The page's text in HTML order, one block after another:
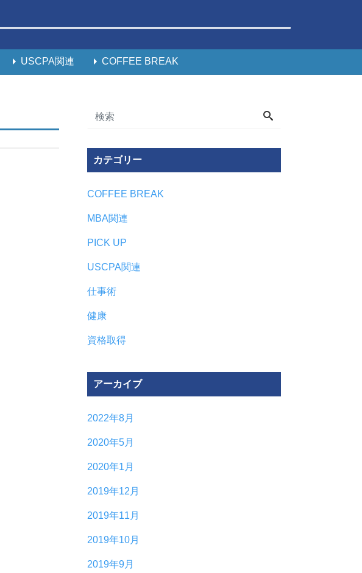
USCPA関連 COFFEE BREAK
カテゴリー
COFFEE BREAK
MBA関連
PICK UP
USCPA関連
仕事術
健康
資格取得
アーカイブ
2022年8月
2020年5月
2020年1月
2019年12月
2019年11月
2019年10月
2019年9月